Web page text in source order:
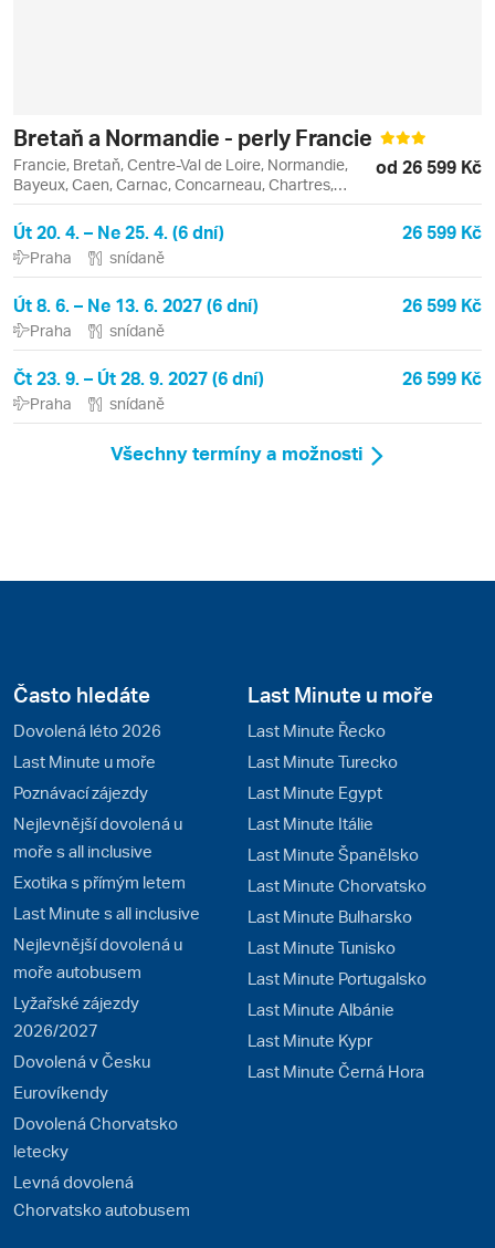
Bretaň a Normandie - perly Francie
Francie, Bretaň, Centre-Val de Loire, Normandie,
Bayeux, Caen, Carnac, Concarneau, Chartres,
Locronan, Pleyben, Quimper, Rennes, Rouen
od 26 599 Kč
Út 20. 4. – Ne 25. 4. (6 dní) 26 599 Kč
Praha snídaně
Út 8. 6. – Ne 13. 6. 2027 (6 dní) 26 599 Kč
Praha snídaně
Čt 23. 9. – Út 28. 9. 2027 (6 dní) 26 599 Kč
Praha snídaně
Všechny termíny a možnosti
Často hledáte
Dovolená léto 2026
Last Minute u moře
Poznávací zájezdy
Nejlevnější dovolená u
moře s all inclusive
Exotika s přímým letem
Last Minute s all inclusive
Nejlevnější dovolená u
moře autobusem
Lyžařské zájezdy
2026/2027
Dovolená v Česku
Eurovíkendy
Dovolená Chorvatsko
letecky
Levná dovolená
Chorvatsko autobusem
Last Minute u moře
Last Minute Řecko
Last Minute Turecko
Last Minute Egypt
Last Minute Itálie
Last Minute Španělsko
Last Minute Chorvatsko
Last Minute Bulharsko
Last Minute Tunisko
Last Minute Portugalsko
Last Minute Albánie
Last Minute Kypr
Last Minute Černá Hora